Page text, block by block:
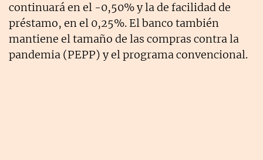
continuará en el -0,50% y la de facilidad de
préstamo, en el 0,25%. El banco también
mantiene el tamaño de las compras contra la
pandemia (PEPP) y el programa convencional.